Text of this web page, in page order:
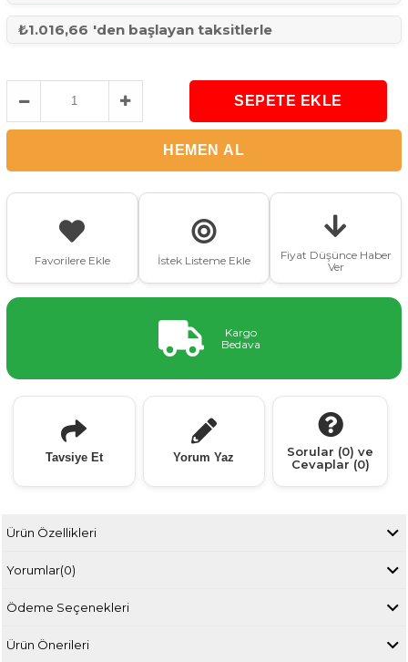
₺1.016,66 'den başlayan taksitlerle
Favorilere Ekle İstek Listeme Ekle
Fiyat Düşünce Haber
Ver
Kargo
Bedava
Tavsiye Et Yorum Yaz
Sorular (0) ve
Cevaplar (0)
Ürün Özellikleri
Yorumlar(0)
Ödeme Seçenekleri
Ürün Önerileri